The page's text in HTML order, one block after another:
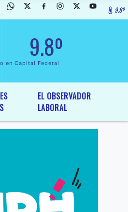
por Ordenanza NÂº 6236/199.8º
9.8º
en Capital Federal
EL OBSERVADOR
LABORAL